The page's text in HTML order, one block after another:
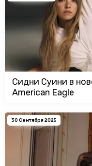
Сидни Суини в
American Eagle
30 Сентября 2025